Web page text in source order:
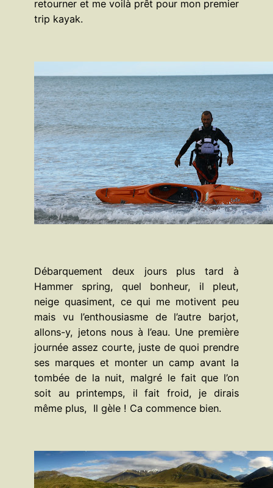
retourner et me voilà prêt pour mon premier
trip kayak.
Débarquement deux jours plus tard à
Hammer spring, quel bonheur, il pleut,
neige quasiment, ce qui me motivent peu
mais vu l’enthousiasme de l’autre barjot,
allons-y, jetons nous à l’eau. Une première
journée assez courte, juste de quoi prendre
ses marques et monter un camp avant la
tombée de la nuit, malgré le fait que l’on
soit au printemps, il fait froid, je dirais
même plus, Il gèle ! Ca commence bien.